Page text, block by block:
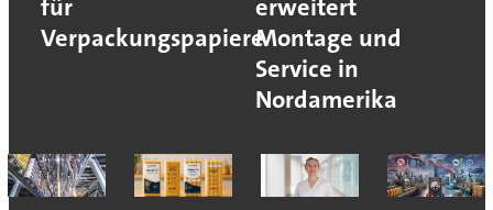
für
Verpackungspapiere
erweitert
Montage und
Service in
Nordamerika